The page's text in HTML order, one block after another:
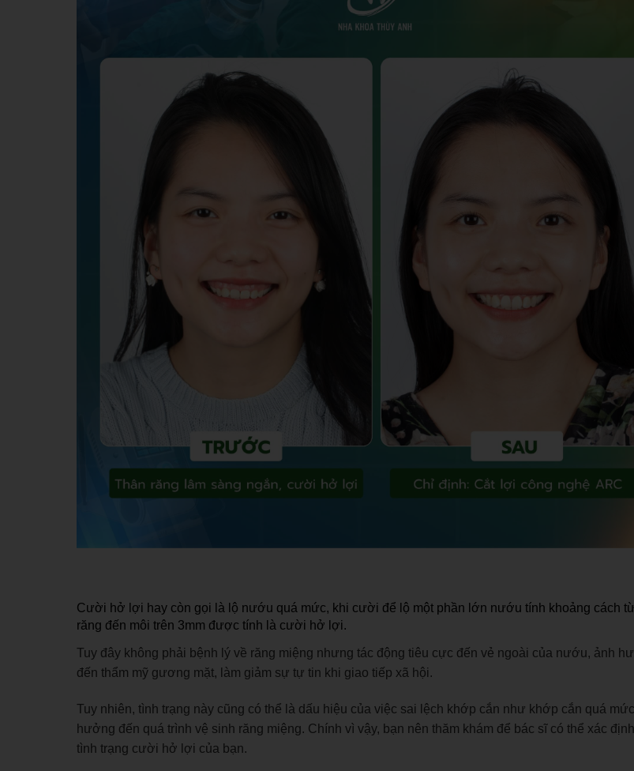
Cười hở lợi hay còn gọi là lộ nướu quá mức, khi cười để lộ một phần lớn nướu tính khoảng cách
răng đến môi trên 3mm được tính là cười hở lợi.
Tuy đây không phải bệnh lý về răng miệng nhưng tác động tiêu cực đến vẻ ngoài của nướu, ảnh
đến thẩm mỹ gương mặt, làm giảm sự tự tin khi giao tiếp xã hội.
Tuy nhiên, tình trạng này cũng có thể là dấu hiệu của việc sai lệch khớp cắn như khớp cắn quá
hưởng đến quá trình vệ sinh răng miệng. Chính vì vậy, bạn nên thăm khám để bác sĩ có thể xác
tình trạng cười hở lợi của bạn.